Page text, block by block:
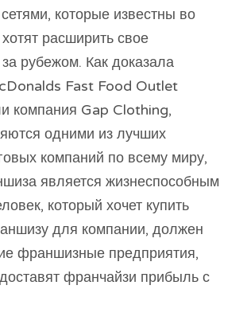
которые известны во
расширить свое
за рубежом. Как доказала
Fast Food Outlet
компания Gap Clothing,
одними из лучших
компаний по всему миру,
является жизнеспособным
который хочет купить
для компании, должен
франшизные предприятия,
франчайзи прибыль с